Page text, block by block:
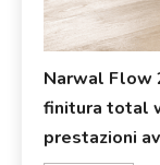
Narwal Flow
finitura total
prestazioni